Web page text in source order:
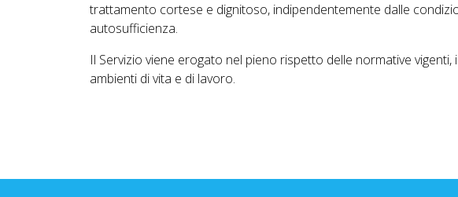
trattamento cortese e dignitoso, indipendentemente dalle
autosufficienza.
Il Servizio viene erogato nel pieno rispetto delle normative
ambienti di vita e di lavoro.